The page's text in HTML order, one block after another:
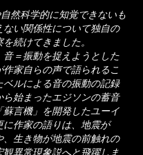
然科学的に知覚できないも
い関係性について独自の
続けてきました。
＝振動を捉えようとした
家自らの声で語られるこ
ルによる音の振動の記録
始まったエジソンの蓄音
言機」を開発したユーイ
作家の語りは、地震が
、生き物が地震の前触れの
異常現象説へと飛躍しま